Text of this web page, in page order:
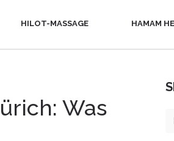
HILOT-MASSAGE HAMAM
Was